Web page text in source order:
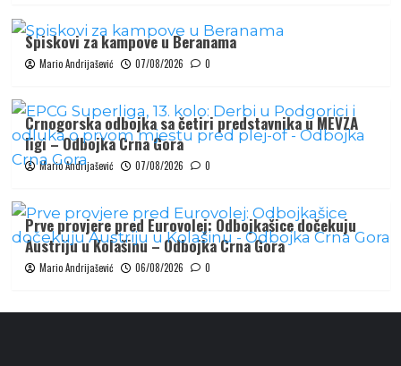
Spiskovi za kampove u Beranama
Mario Andrijašević 07/08/2026 0
Crnogorska odbojka sa četiri predstavnika u MEVZA
ligi – Odbojka Crna Gora
Mario Andrijašević 07/08/2026 0
Prve provjere pred Eurovolej: Odbojkašice dočekuju
Austriju u Kolašinu – Odbojka Crna Gora
Mario Andrijašević 06/08/2026 0